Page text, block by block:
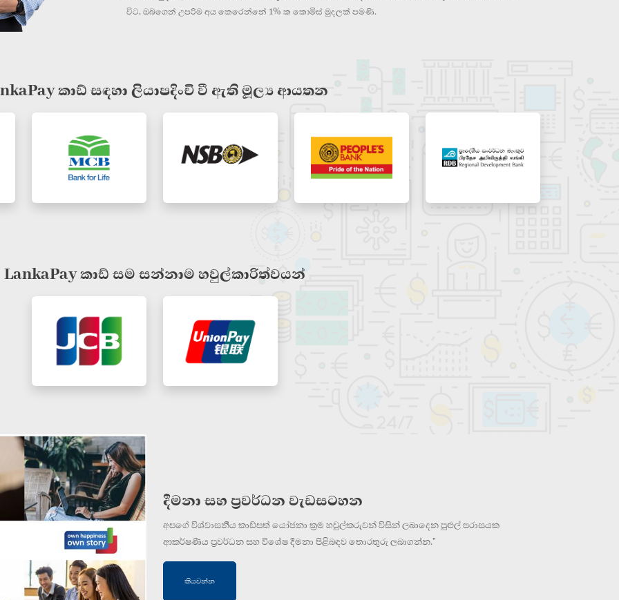
විට, ඔබගෙන් උපරිම අය කෙරෙන්නේ 1% ක කොමිස් මුදලක් පමණි.
කාඩ් සඳහා ලියාපදිංචි වී ඇති මූල්‍ය ආයතන
LankaPay කාඩ් සම සන්නාම හවුල්කාරිත්වයන්
දීමනා සහ ප්‍රවර්ධන වැඩසටහන
අපගේ විශ්වාසනීය කාඩ්පත් යෝජනා ක්‍රම හවුල්කරුවන් විසින් ලබාදෙන පුළුල් පරාසයක
ආකර්ෂණීය ප්‍රවර්ධන සහ විශේෂ දීමනා පිළිබඳව තොරතුරු ලබාගන්න.”
කියවන්න